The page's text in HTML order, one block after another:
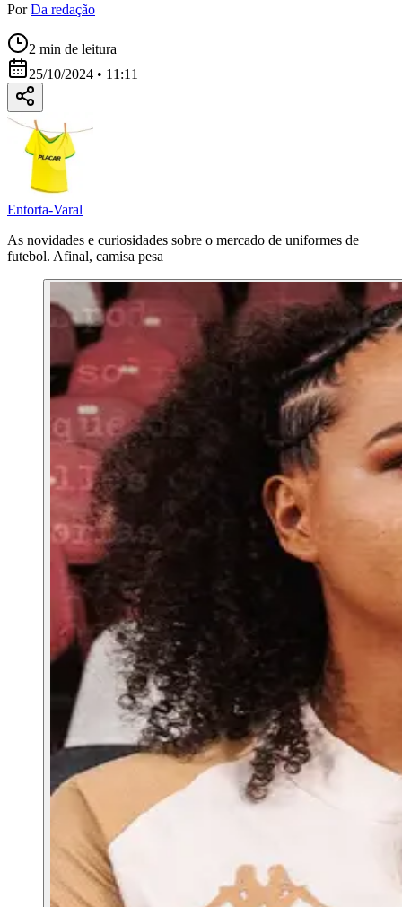
Por Da redação
2 min de leitura
25/10/2024 • 11:11
Entorta-Varal
As novidades e curiosidades sobre o mercado de uniformes de
futebol. Afinal, camisa pesa